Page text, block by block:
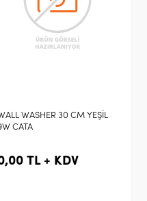
WALL WASHER 9X1W 26 CM
6400K BEYAZ RENCH
998,24 TL + KDV